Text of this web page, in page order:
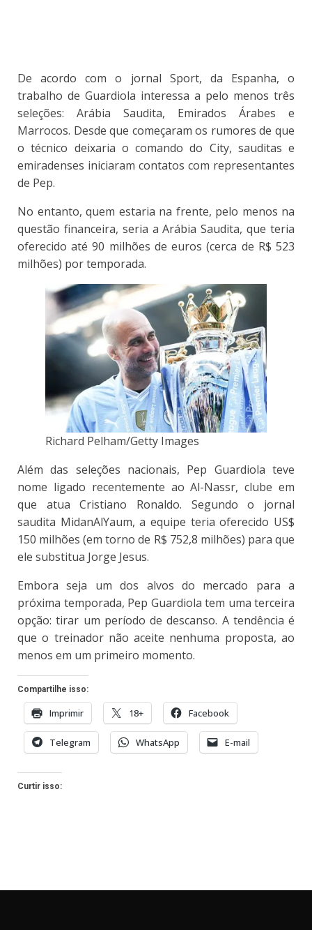
De acordo com o jornal Sport, da Espanha, o
trabalho de Guardiola interessa a pelo menos três
seleções: Arábia Saudita, Emirados Árabes e
Marrocos. Desde que começaram os rumores de que
o técnico deixaria o comando do City, sauditas e
emiradenses iniciaram contatos com representantes
de Pep.
No entanto, quem estaria na frente, pelo menos na
questão financeira, seria a Arábia Saudita, que teria
oferecido até 90 milhões de euros (cerca de R$ 523
milhões) por temporada.
Richard Pelham/Getty Images
Além das seleções nacionais, Pep Guardiola teve
nome ligado recentemente ao Al-Nassr, clube em
que atua Cristiano Ronaldo. Segundo o jornal
saudita MidanAlYaum, a equipe teria oferecido US$
150 milhões (em torno de R$ 752,8 milhões) para que
ele substitua Jorge Jesus.
Embora seja um dos alvos do mercado para a
próxima temporada, Pep Guardiola tem uma terceira
opção: tirar um período de descanso. A tendência é
que o treinador não aceite nenhuma proposta, ao
menos em um primeiro momento.
Compartilhe isso:
Imprimir 18+ Facebook
Telegram WhatsApp E-mail
Curtir isso: